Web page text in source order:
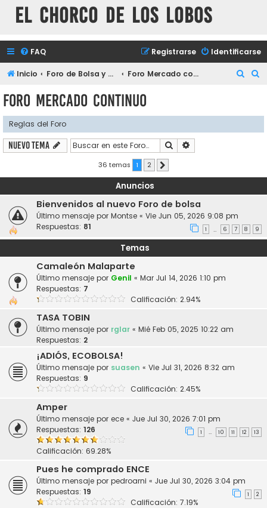
El chorco de los lobos
FAQ Identificarse
Registrarse
Inicio Foro de Bolsa y mercados financieros Foro Mercado continuo
a
a
Foro Mercado continuo
Reglas del Foro
Nuevo Tema Buscar
36 temas 1 2
Anuncios
Bienvenidos al nuevo Foro de bolsa
Último mensaje por Montse « Vie Jun 05, 2026 9:08 pm
Respuestas: 81 1 … 6 7 8 9
Temas
Camaleón Malaparte
Último mensaje por Genil « Mar Jul 14, 2026 1:10 pm
Respuestas: 7
Calificación: 2.94%
TASA TOBIN
Último mensaje por rglar « Mié Feb 05, 2025 10:22 am
Respuestas: 2
¡ADIÓS, ECOBOLSA!
Último mensaje por suasen « Vie Jul 31, 2026 8:32 am
Respuestas: 9
Calificación: 2.45%
Amper
Último mensaje por ece « Jue Jul 30, 2026 7:01 pm
Respuestas: 126 1 … 10 11 12 13
Calificación: 69.28%
Pues he comprado ENCE
Último mensaje por pedroarni « Jue Jul 30, 2026 3:04 pm
Respuestas: 19 1 2
Calificación: 7.19%